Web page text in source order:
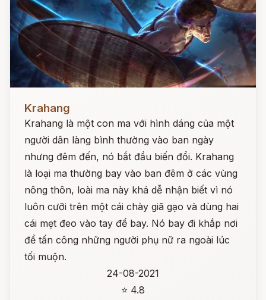
Krahang
Krahang là một con ma với hình dáng của một
người dân làng bình thường vào ban ngày
nhưng đêm đến, nó bắt đầu biến đổi. Krahang
là loại ma thường bay vào ban đêm ở các vùng
nông thôn, loài ma này khá dễ nhận biết vì nó
luôn cưỡi trên một cái chày giã gạo và dùng hai
cái mẹt đeo vào tay để bay. Nó bay đi khắp nơi
để tấn công những người phụ nữ ra ngoài lúc
tối muộn.
24-08-2021
⭐ 4.8